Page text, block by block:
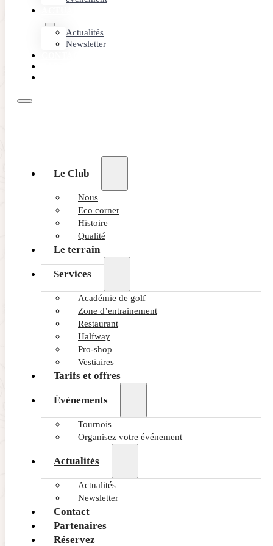
Actualités
Newsletter
Le Club
Nous
Eco corner
Histoire
Qualité
Le terrain
Services
Académie de golf
Zone d’entrainement
Restaurant
Halfway
Pro-shop
Vestiaires
Tarifs et offres
Événements
Tournois
Organisez votre événement
Actualités
Actualités
Newsletter
Contact
Partenaires
Réservez